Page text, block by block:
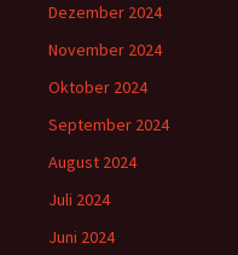
Dezember 2024
November 2024
Oktober 2024
September 2024
August 2024
Juli 2024
Juni 2024